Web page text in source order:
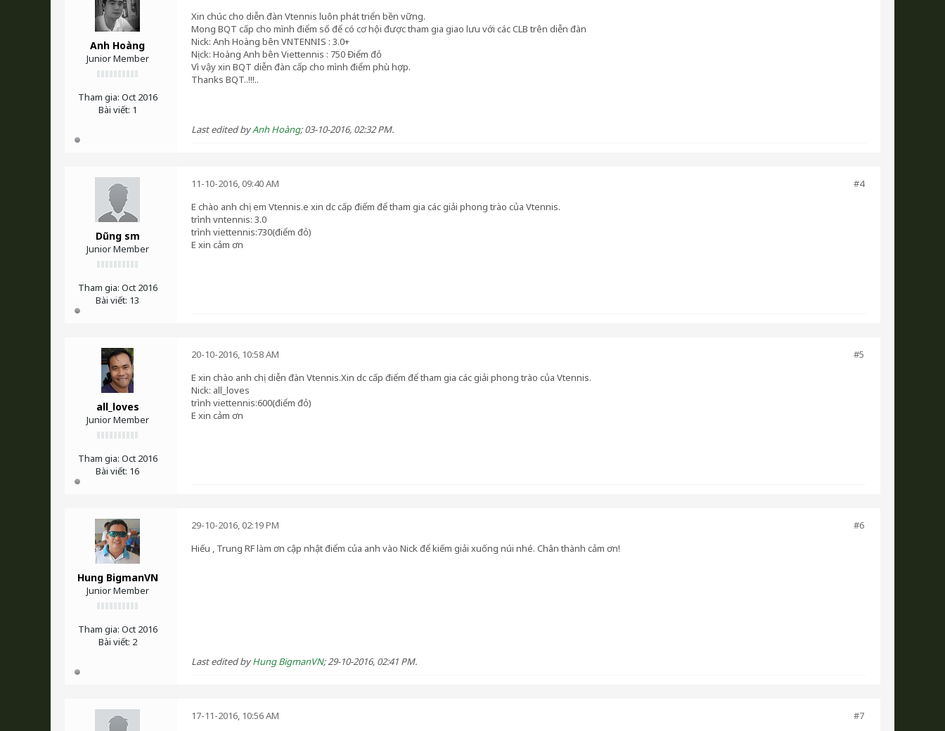
Anh Hoàng
Junior Member
Tham gia: Oct 2016
Bài viết: 1
Xin chúc cho diễn đàn Vtennis luôn phát triển bền vững.
Mong BQT cấp cho mình điểm số để có cơ hội được tham gia giao lưu với các CLB trên diễn đàn
Nick: Anh Hoàng bên VNTENNIS : 3.0+
Nịck: Hoàng Anh bên Viettennis : 750 Điểm đỏ
Vì vậy xin BQT diễn đàn cấp cho mình điểm phù hợp.
Thanks BQT..!!!..
Last edited byAnh Hoàng;03-10-2016, 02:32 PM.
Dũng sm
Junior Member
Tham gia: Oct 2016
Bài viết: 13
#4
11-10-2016, 09:40 AM
E chào anh chị em Vtennis.e xin dc cấp điểm để tham gia các giải phong trào của Vtennis.
trình vntennis: 3.0
trình viettennis:730(điểm đỏ)
E xin cảm ơn
all_loves
Junior Member
Tham gia: Oct 2016
Bài viết: 16
#5
20-10-2016, 10:58 AM
E xin chào anh chị diễn đàn Vtennis.Xin dc cấp điểm để tham gia các giải phong trào của Vtennis.
Nick: all_loves
trình viettennis:600(điểm đỏ)
E xin cảm ơn
Hung BigmanVN
Junior Member
Tham gia: Oct 2016
Bài viết: 2
#6
29-10-2016, 02:19 PM
Hiếu , Trung RF làm ơn cập nhật điểm của anh vào Nick để kiếm giải xuống núi nhé. Chân thành cảm ơn!
Last edited byHung BigmanVN;29-10-2016, 02:41 PM.
#7
17-11-2016, 10:56 AM